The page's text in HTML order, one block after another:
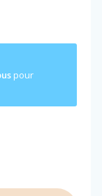
pour